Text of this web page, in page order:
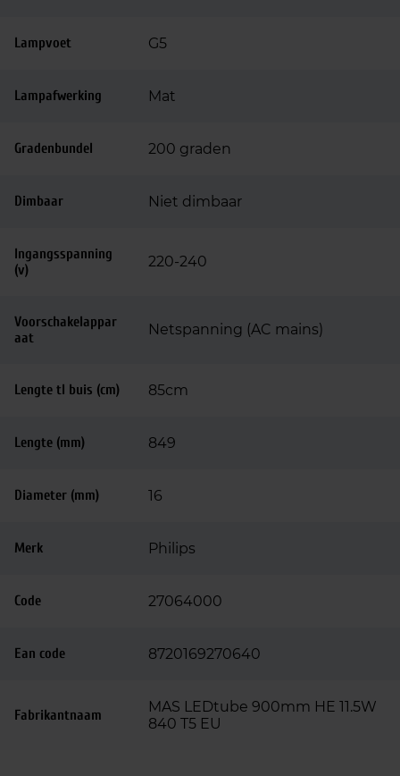
Lampvoet G5
Lampafwerking Mat
Gradenbundel 200 graden
Dimbaar Niet dimbaar
Ingangsspanning
(v)
220-240
Voorschakelappar
aat
Netspanning (AC mains)
Lengte tl buis (cm) 85cm
Lengte (mm) 849
Diameter (mm) 16
Merk Philips
Code 27064000
Ean code 8720169270640
Fabrikantnaam
MAS LEDtube 900mm HE 11.5W
840 T5 EU